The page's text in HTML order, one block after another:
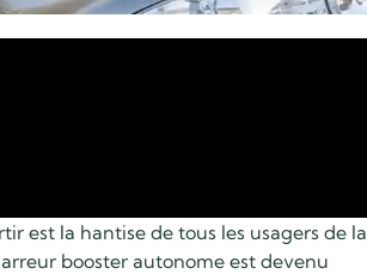
est la hantise de tous les usagers de la
booster autonomeest devenu